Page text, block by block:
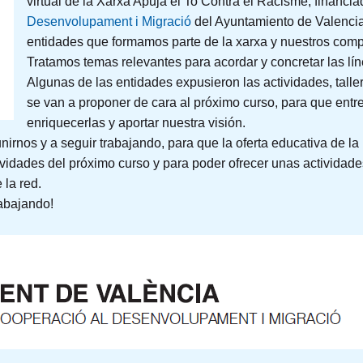
Desenvolupament i Migraciódel Ayuntamiento de
entidades que formamos parte de la xarxa y nuestros
Tratamos temas relevantes para acordar y concretar las
Algunas de las entidades expusieron las actividades,
se van a proponer de cara al próximo curso, para que
enriquecerlas y aportar nuestra visión.
y a seguir trabajando, para que la oferta educativa de
del próximo curso y para poder ofrecer unas
la red.